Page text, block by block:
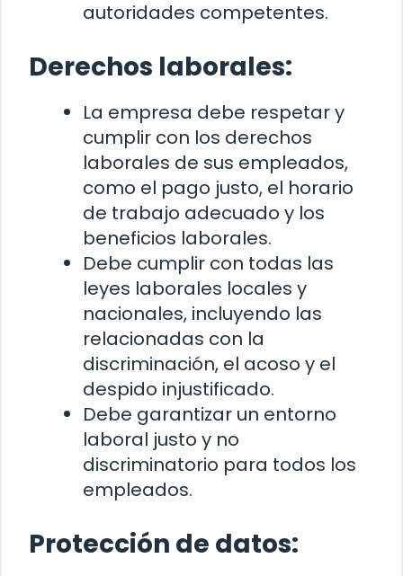
autoridades competentes.
Derechos laborales:
La empresa debe respetar y
cumplir con los derechos
laborales de sus empleados,
como el pago justo, el horario
de trabajo adecuado y los
beneficios laborales.
Debe cumplir con todas las
leyes laborales locales y
nacionales, incluyendo las
relacionadas con la
discriminación, el acoso y el
despido injustificado.
Debe garantizar un entorno
laboral justo y no
discriminatorio para todos los
empleados.
Protección de datos: